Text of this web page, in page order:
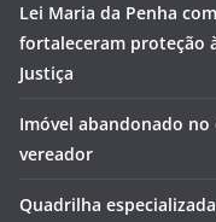
Lei Maria da Penha
fortaleceram proteção
Justiça
Imóvel abandonado
vereador
Quadrilha